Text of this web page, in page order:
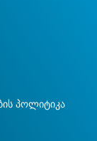
პოლიტიკა